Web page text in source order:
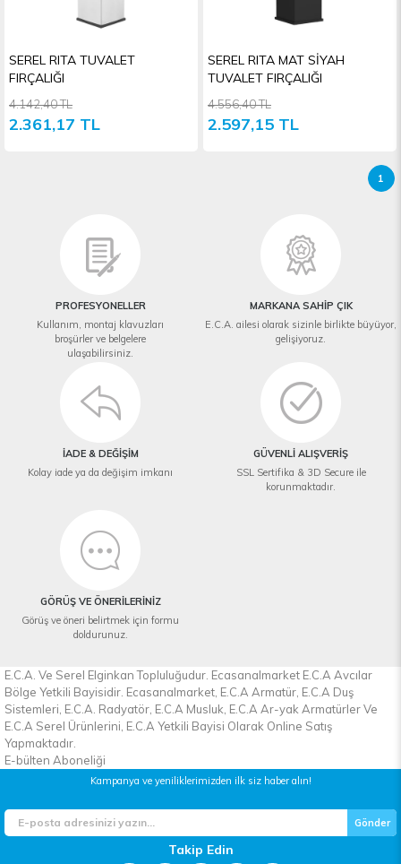
SEREL RITA TUVALET
FIRÇALIĞI
2.361,17 TL
4.142,40 TL
SEREL RITA MAT SİYAH
TUVALET FIRÇALIĞI
2.597,15 TL
4.556,40 TL
1
PROFESYONELLER
Kullanım, montaj klavuzları
broşürler ve belgelere
ulaşabilirsiniz.
MARKANA SAHİP ÇIK
E.C.A. ailesi olarak sizinle birlikte büyüyor,
gelişiyoruz.
İADE & DEĞİŞİM
Kolay iade ya da değişim imkanı
GÜVENLİ ALIŞVERİŞ
SSL Sertifika & 3D Secure ile
korunmaktadır.
GÖRÜŞ VE ÖNERİLERİNİZ
Görüş ve öneri belirtmek için formu
doldurunuz.
E.C.A. Ve Serel Elginkan Topluluğudur. Ecasanalmarket E.C.A Avcılar
Bölge Yetkili Bayisidir. Ecasanalmarket, E.C.A Armatür, E.C.A Duş
Sistemleri, E.C.A. Radyatör, E.C.A Musluk, E.C.A Ar-yak Armatürler Ve
E.C.A Serel Ürünlerini, E.C.A Yetkili Bayisi Olarak Online Satış
Yapmaktadır.
E-bülten Aboneliği
Kampanya ve yeniliklerimizden ilk siz haber alın!
Gönder
Takip Edin